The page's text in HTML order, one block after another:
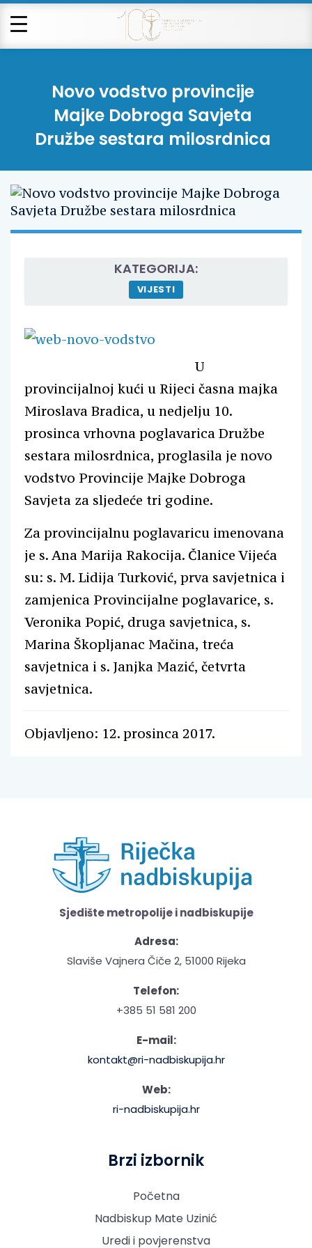
Novo vodstvo provincije
Majke Dobroga Savjeta
Družbe sestara milosrdnica
KATEGORIJA:
VIJESTI
U
provincijalnoj kući u Rijeci časna majka
Miroslava Bradica, u nedjelju 10.
prosinca vrhovna poglavarica Družbe
sestara milosrdnica, proglasila je novo
vodstvo Provincije Majke Dobroga
Savjeta za sljedeće tri godine.
Za provincijalnu poglavaricu imenovana
je s. Ana Marija Rakocija. Članice Vijeća
su: s. M. Lidija Turković, prva savjetnica i
zamjenica Provincijalne poglavarice, s.
Veronika Popić, druga savjetnica, s.
Marina Škopljanac Mačina, treća
savjetnica i s. Janjka Mazić, četvrta
savjetnica.
Objavljeno: 12. prosinca 2017.
Sjedište metropolije i nadbiskupije
Adresa:
Slaviše Vajnera Čiče 2, 51000 Rijeka
Telefon:
+385 51 581 200
E-mail:
kontakt@ri-nadbiskupija.hr
Web:
ri-nadbiskupija.hr
Brzi izbornik
Početna
Nadbiskup Mate Uzinić
Uredi i povjerenstva